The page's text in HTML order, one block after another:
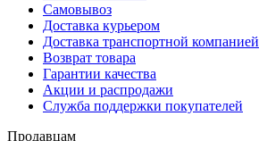
Самовывоз
Доставка курьером
Доставка транспортной компанией
Возврат товара
Гарантии качества
Акции и распродажи
Служба поддержки покупателей
Продавцам